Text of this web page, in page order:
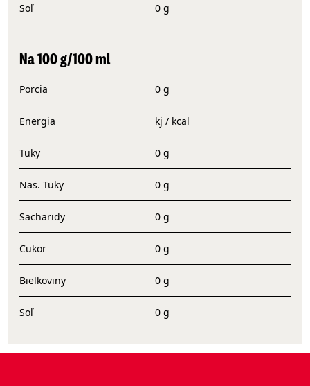
Soľ 0 g
Na 100 g/100 ml
Porcia 0 g
Energia kj / kcal
Tuky 0 g
Nas. Tuky 0 g
Sacharidy 0 g
Cukor 0 g
Bielkoviny 0 g
Soľ 0 g